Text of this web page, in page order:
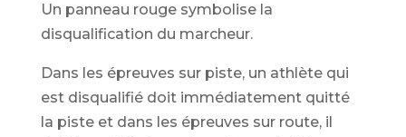
Un panneau rouge symbolise la
disqualification du marcheur.
Dans les épreuves sur piste, un athlète qui
est disqualifié doit immédiatement quitté
la piste et dans les épreuves sur route, il